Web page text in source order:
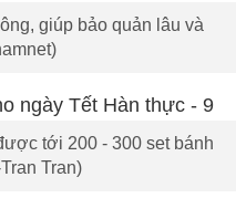
giúp bảo quản lâu và
tới 200 - 300 set bánh
Tran)